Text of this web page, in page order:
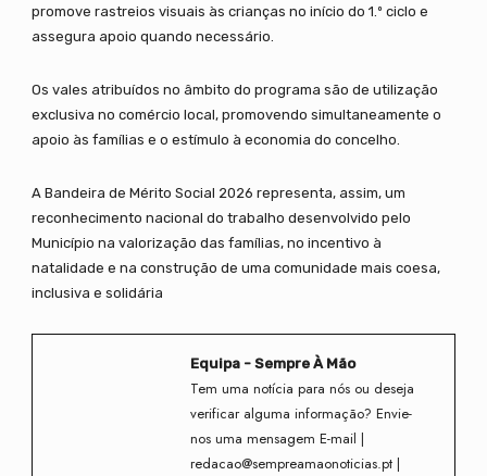
promove rastreios visuais às crianças no início do 1.º ciclo e
assegura apoio quando necessário.
Os vales atribuídos no âmbito do programa são de utilização
exclusiva no comércio local, promovendo simultaneamente o
apoio às famílias e o estímulo à economia do concelho.
A Bandeira de Mérito Social 2026 representa, assim, um
reconhecimento nacional do trabalho desenvolvido pelo
Município na valorização das famílias, no incentivo à
natalidade e na construção de uma comunidade mais coesa,
inclusiva e solidária
Equipa - Sempre À Mão
Tem uma notícia para nós ou deseja
verificar alguma informação? Envie-
nos uma mensagem E-mail |
redacao@sempreamaonoticias.pt |